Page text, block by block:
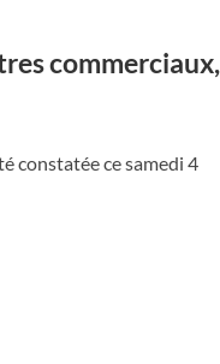
commerciaux,
constatée ce samedi 4